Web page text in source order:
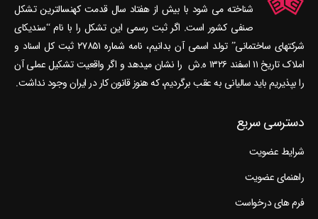
شناخته می‎ شود با بیش از هفتاد سال قدمت کهنسال‎ترین تشکل
صنفی کشور است. اگر ثبت رسمی این تشکل را با نام “سندیکای
شرکتهای ساختمانی” تولد اسمی آن بدانیم، نامه شماره ۲۷۸۵۱ ثبت کل اسناد و
املاک تاریخ ۱۱ اسفند ۱۳۲۶ ه.ش را نشان می‎دهد و اگر واقعیت تشکیل عملی آن
را بپذیریم باید سالیانی به عقب برگردیم، که هنوز قانون کار در ایران وجود نداشت.
دسترسی سریع
شرایط عضویت
راهنمای عضویت
فرم های درخواست